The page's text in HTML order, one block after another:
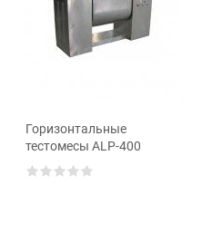
Горизонтальные
тестомесы ALP-400